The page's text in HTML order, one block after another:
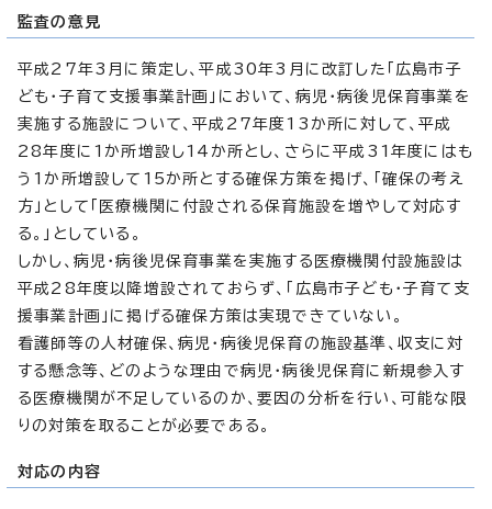
監査の意見
平成27年3月に策定し、平成30年3月に改訂した「広島市子
ども・子育て支援事業計画」において、病児・病後児保育事業を
実施する施設について、平成27年度13か所に対して、平成
28年度に1か所増設し14か所とし、さらに平成31年度にはも
う1か所増設して15か所とする確保方策を掲げ、「確保の考え
方」として「医療機関に付設される保育施設を増やして対応す
る。」としている。
しかし、病児・病後児保育事業を実施する医療機関付設施設は
平成28年度以降増設されておらず、「広島市子ども・子育て支
援事業計画」に掲げる確保方策は実現できていない。
看護師等の人材確保、病児・病後児保育の施設基準、収支に対
する懸念等、どのような理由で病児・病後児保育に新規参入す
る医療機関が不足しているのか、要因の分析を行い、可能な限
りの対策を取ることが必要である。
対応の内容